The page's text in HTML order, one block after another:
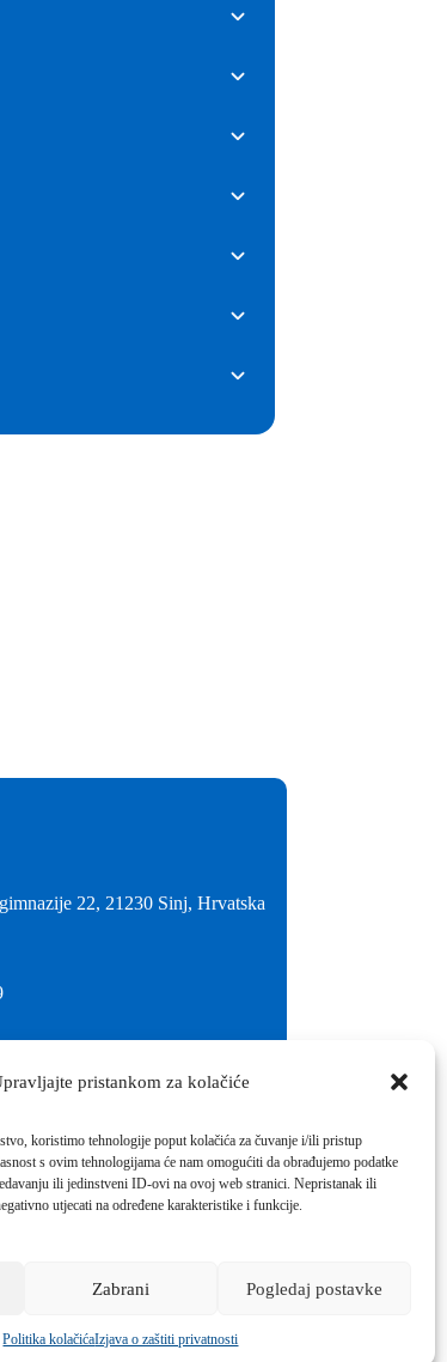
pristankom za kolačiće
koristimo tehnologije poput kolačića za čuvanje i/ili pristup
s ovim tehnologijama će nam omogućiti da obrađujemo podatke
ili jedinstveni ID-ovi na ovoj web stranici. Nepristanak ili
utjecati na određene karakteristike i funkcije.
Zabrani Pogledaj postavke
Politika kolačićaIzjava o zaštiti privatnosti
22, 21230 Sinj, Hrvatska
franjevacka-klasicna-sinj.skole.hr
školu.
pomaže vratiti osmijeh!